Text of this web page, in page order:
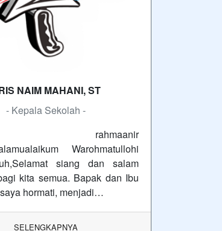
NAIM MAHANI, ST
- Kepala Sekolah -
rahmaanir
Warohmatullohi
siang dan salam
kita semua. Bapak dan Ibu
hormati, menjadi…
SELENGKAPNYA